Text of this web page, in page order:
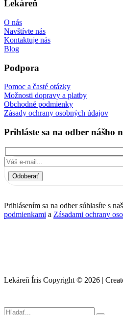
Lekáreň
O nás
Navštívte nás
Kontaktuje nás
Blog
Podpora
Pomoc a časté otázky
Možnosti dopravy a platby
Obchodné podmienky
Zásady ochrany osobných údajov
Prihláste sa na odber nášho
Odoberať
Prihlásením sa na odber súhlasíte s
podmienkami a Zásadami ochrany
Lekáreň Íris Copyright © 2026 |